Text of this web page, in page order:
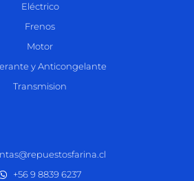
Eléctrico
Frenos
Motor
y Anticongelante
Transmision
+56 9 8839 6237